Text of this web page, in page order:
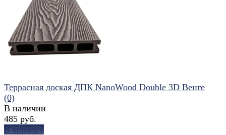
избранное сравнить
Террасная доская ДПК NanoWood Double 3D Венге
(0)
В наличии
485 руб.
В корзину